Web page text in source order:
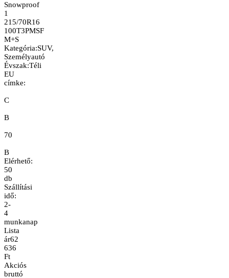
Snowproof
1
215/70R16
100T3PMSF
M+S
Kategória:SUV,
Személyautó
Évszak:Téli
EU
címke:
C
B
70
B
Elérhető:
50
db
Szállítási
idő:
2-
4
munkanap
Lista
ár62
636
Ft
Akciós
bruttó